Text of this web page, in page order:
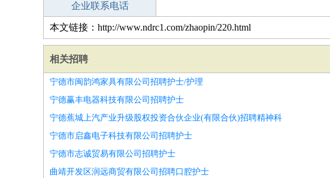
企业联系电话
本文链接：http://www.ndrc1.com/zhaopin/220.html
相关招聘
宁德市闽韵鸿家具有限公司招聘护士/护理
宁德赢丰电器科技有限公司招聘护士
宁德蕉城上汽产业升级股权投资合伙企业(有限合伙)招聘精神科
宁德市启鑫电子科技有限公司招聘护士
宁德市志诚贸易有限公司招聘护士
曲靖开发区润远商贸有限公司招聘口腔护士